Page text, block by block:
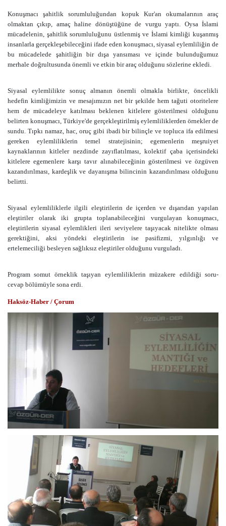
Konuşmacı şahitlik sorumluluğundan kopuk Kur'an okumalarının araç
olmaktan çıkıp, amaç haline dönüştüğüne de vurgu yaptı. Oysa İslami
mücadelenin, şahitlik sorumluluğunu üstlenmiş ve İslami kimliği kuşanmış
insanlarla gerçekleşebileceğini ifade eden konuşmacı, siyasal eylemliliğin de
bu mücadelede şahitliğin bir dışa yansıması ve içinde bulunduğumuz
merhale doğrultusunda önemli ve etkin bir araç olduğunu sözlerine ekledi.
Siyasal eylemlilikte sonuç almanın önemli olmakla birlikte, öncelikli
hedefin kimliğimizin ve mesajımızın net bir şekilde hem tağuti otoritelere
hem de mücadeleye katılması beklenen kitlelere gösterilmesi olduğunu
belirten konuşmacı, Türkiye'de gerçekleştirilmiş eylemliliklerden örnekler de
sundu. Tıpkı namaz, hac, oruç gibi ibadi bir bilinçle ve topluca ifa edilmesi
gereken eylemliliklerin temel stratejisinin; egemenlerin meşruiyet
kaynaklarının kitleler nezdinde zayıflatılması, kolektif çaba içerisindeki
kitlelere egemenlere karşı tavır alınabileceğinin gösterilmesi ve özgüven
kazandırılması, kardeşlik ve dayanışma bilincinin kazandırılması olduğunu
belirtti.
Siyasal eylemliliklerle ilgili eleştirilerin de içerden ve dışarıdan yapılan
eleştiriler olarak iki grupta toplanabileceğini vurgulayan konuşmacı,
eleştirilerin siyasal eylemlikleri ileri seviyelere taşıyacak nitelikte olması
gerektiğini, aksi yöndeki eleştirilerin ise pasifizmi, yılgınlığı ve
ertelemeciliği besleyen sağlıksız eleştiriler olduğunu vurguladı.
Program somut örneklik taşıyan eylemliliklerin müzakere edildiği soru-
cevap bölümüyle sona erdi.
Haksöz-Haber / Çorum